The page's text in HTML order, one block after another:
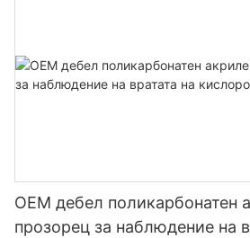
OEM дебел поликарбонатен
прозорец за наблюдение на